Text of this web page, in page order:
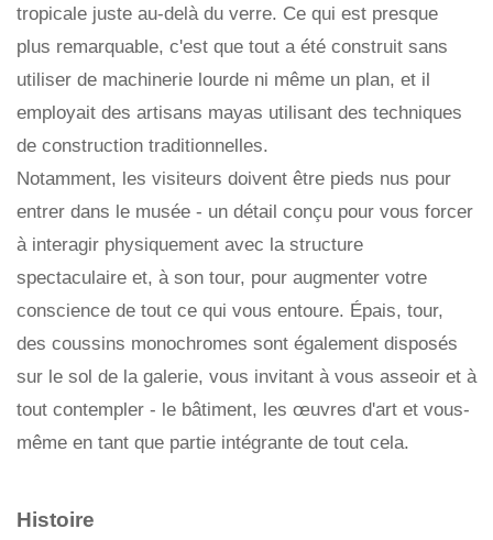
tropicale juste au-delà du verre. Ce qui est presque
plus remarquable, c'est que tout a été construit sans
utiliser de machinerie lourde ni même un plan, et il
employait des artisans mayas utilisant des techniques
de construction traditionnelles.
Notamment, les visiteurs doivent être pieds nus pour
entrer dans le musée - un détail conçu pour vous forcer
à interagir physiquement avec la structure
spectaculaire et, à son tour, pour augmenter votre
conscience de tout ce qui vous entoure. Épais, tour,
des coussins monochromes sont également disposés
sur le sol de la galerie, vous invitant à vous asseoir et à
tout contempler - le bâtiment, les œuvres d'art et vous-
même en tant que partie intégrante de tout cela.
Histoire